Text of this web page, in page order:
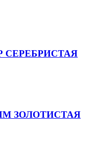
СЕРЕБРИСТАЯ
ЗОЛОТИСТАЯ